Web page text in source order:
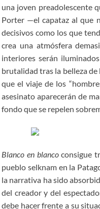
una joven preadolescente
Porter —el capataz al que
decisivos como los que
crea una atmósfera
interiores serán
brutalidad tras la belleza
que el viaje de los
asesinato aparecerán de
fondo que se repelen
Blanco en blancoconsigue
pueblo selknam en la
la narrativa ha sido
del creador y del
debe hacer frente a su